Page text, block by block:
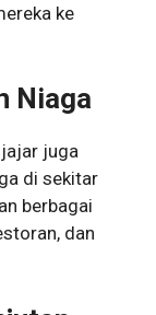
ke
Niaga
juga
di sekitar
berbagai
dan